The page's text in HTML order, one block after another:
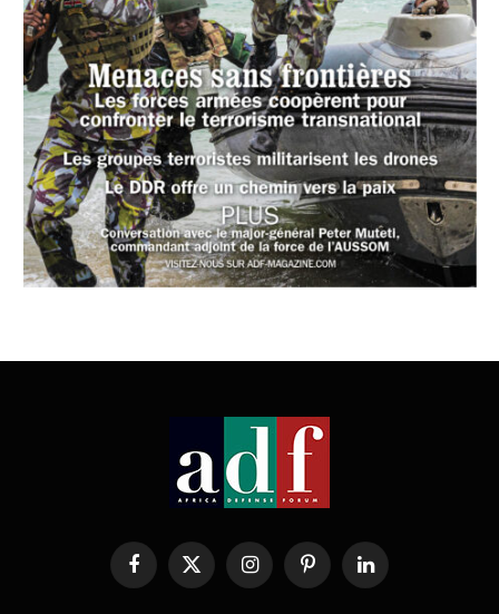
Facebook
X
InstagramPinterestLinkedIn